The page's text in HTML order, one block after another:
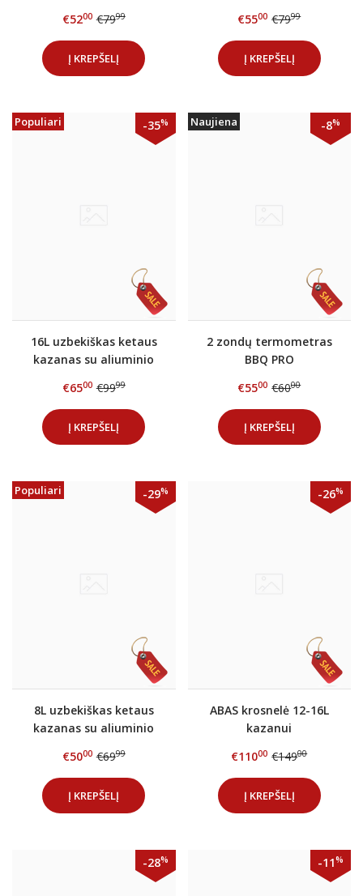
€5200 €7999
Į KREPŠELĮ
€5500 €7999
Į KREPŠELĮ
Populiari -35%
16L uzbekiškas ketaus
kazanas su aliuminio
€6500 €9999
Į KREPŠELĮ
Naujiena -8%
2 zondų termometras
BBQ PRO
€5500 €6000
Į KREPŠELĮ
Populiari -29%
8L uzbekiškas ketaus
kazanas su aliuminio
€5000 €6999
Į KREPŠELĮ
-26%
ABAS krosnelė 12-16L
kazanui
€11000 €14900
Į KREPŠELĮ
-28% -11%